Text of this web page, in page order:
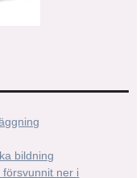
bildning
ner i